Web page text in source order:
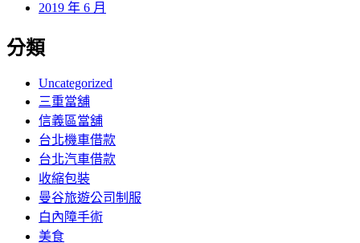
2019 年 6 月
分類
Uncategorized
三重當舖
信義區當舖
台北機車借款
台北汽車借款
收縮包裝
曼谷旅遊公司制服
白內障手術
美食